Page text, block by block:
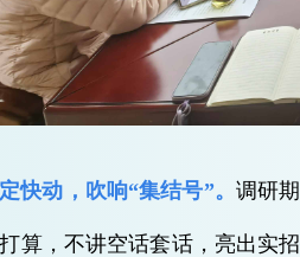
快动，吹响“集结号”。 调研
算，不讲空话套话，亮出实